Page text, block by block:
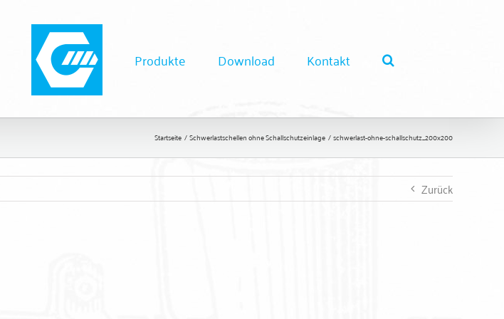
Produkte Download Kontakt
Startseite Schwerlastschellen ohne Schallschutzeinlage schwerlast-ohne-schallschutz_200x200
Zurück